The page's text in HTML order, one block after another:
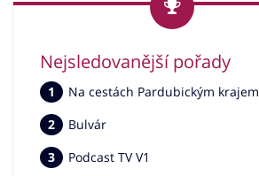
Nejsledovanější pořady
Na cestách Pardubickým krajem
Bulvár
Podcast TV V1